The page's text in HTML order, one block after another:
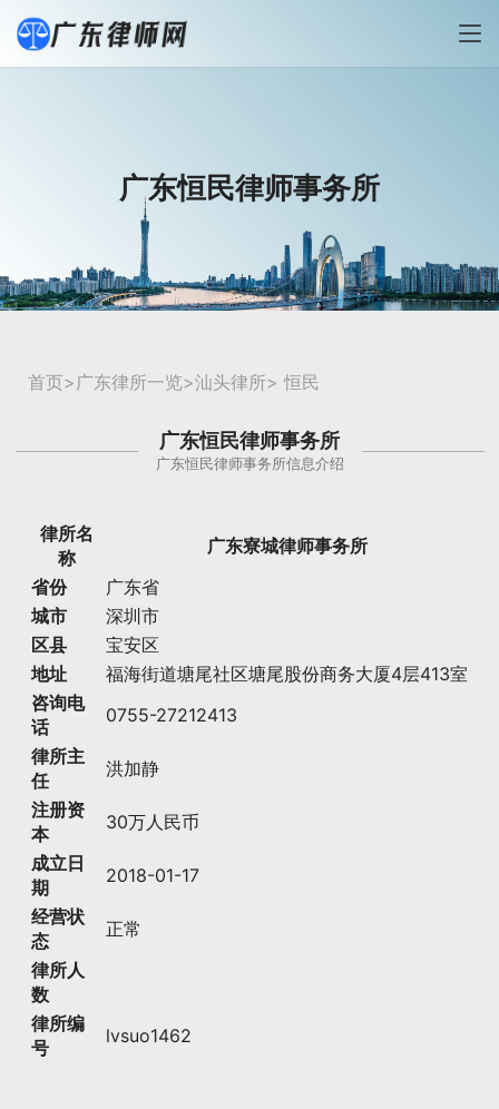
广东恒民律师事务所
首页> 广东律所一览>汕头律所> 恒民
广东恒民律师事务所
广东恒民律师事务所信息介绍
律所名
称
广东寮城律师事务所
省份
广东省
城市
深圳市
区县
宝安区
地址
福海街道塘尾社区塘尾股份商务大厦4层413室
咨询电
话
0755-27212413
律所主
任
洪加静
注册资
本
30万人民币
成立日
期
2018-01-17
经营状
态
正常
律所人
数
律所编
号
lvsuo1462